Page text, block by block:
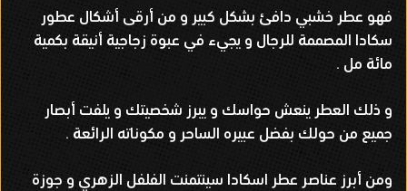
فهو عطر خشبي دافئ بشكل كبير و من أرقى أشكال عطور
سكادا المصممة للرجال و يجيء في عبوة زجاجية أنيقة بكمية
مائة مل .
و ذلك العطر ينعش حواسك و يبرز شخصيتك و يلفت أبصار
جميع من حولك بفضل عبيره الساحر و مكوناته الرائعة .
ومن أبرز عناصر عطر اسكادا سينتمنت الفلفل الزهري و جوزة